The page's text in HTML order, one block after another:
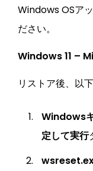
Windows OSア
ださい。
Windows 11 –
リストア後、以
Windows
定して実行